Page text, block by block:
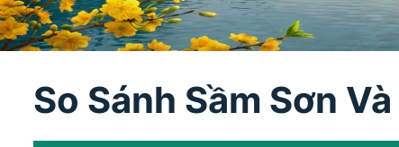
So Sánh Sầm Sơn